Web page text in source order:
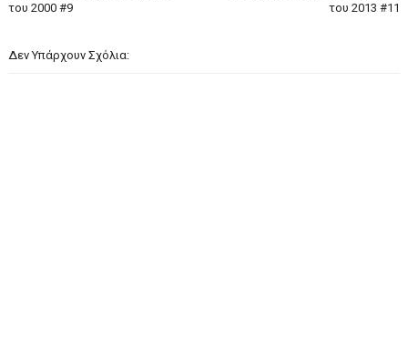
του 2013 #11
του 2000 #9
Δεν Υπάρχουν Σχόλια: